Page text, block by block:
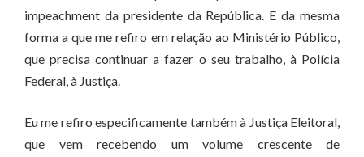
impeachment da presidente da República. E da mesma
forma a que me refiro em relação ao Ministério Público,
que precisa continuar a fazer o seu trabalho, à Polícia
Federal, à Justiça.
Eu me refiro especificamente também à Justiça Eleitoral,
que vem recebendo um volume crescente de